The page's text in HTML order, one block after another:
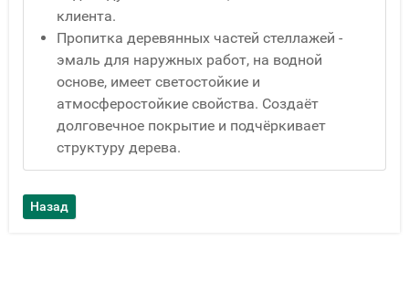
клиента.
Пропитка деревянных частей стеллажей -
эмаль для наружных работ, на водной
основе, имеет светостойкие и
атмосферостойкие свойства. Создаёт
долговечное покрытие и подчёркивает
структуру дерева.